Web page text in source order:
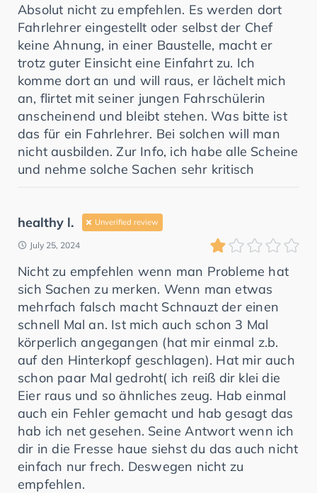
Absolut nicht zu empfehlen. Es werden dort
Fahrlehrer eingestellt oder selbst der Chef
keine Ahnung, in einer Baustelle, macht er
trotz guter Einsicht eine Einfahrt zu. Ich
komme dort an und will raus, er lächelt mich
an, flirtet mit seiner jungen Fahrschülerin
anscheinend und bleibt stehen. Was bitte ist
das für ein Fahrlehrer. Bei solchen will man
nicht ausbilden. Zur Info, ich habe alle Scheine
und nehme solche Sachen sehr kritisch
healthy l. Unverified review
July 25, 2024
Nicht zu empfehlen wenn man Probleme hat
sich Sachen zu merken. Wenn man etwas
mehrfach falsch macht Schnauzt der einen
schnell Mal an. Ist mich auch schon 3 Mal
körperlich angegangen (hat mir einmal z.b.
auf den Hinterkopf geschlagen). Hat mir auch
schon paar Mal gedroht( ich reiß dir klei die
Eier raus und so ähnliches zeug. Hab einmal
auch ein Fehler gemacht und hab gesagt das
hab ich net gesehen. Seine Antwort wenn ich
dir in die Fresse haue siehst du das auch nicht
einfach nur frech. Deswegen nicht zu
empfehlen.